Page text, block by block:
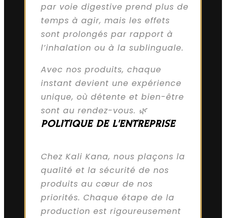
par voie digestive prend plus de
temps à agir, mais les effets
sont prolongés par rapport à
l’inhalation ou à la sublinguale.
Avec nos produits, chaque
instant devient une expérience
unique, où détente et bien-être
sont au rendez-vous. 🌿
POLITIQUE DE L'ENTREPRISE
Chez Kali Kana, nous plaçons la
qualité et la sécurité de nos
produits au cœur de nos
priorités. Chaque étape de la
production est rigoureusement